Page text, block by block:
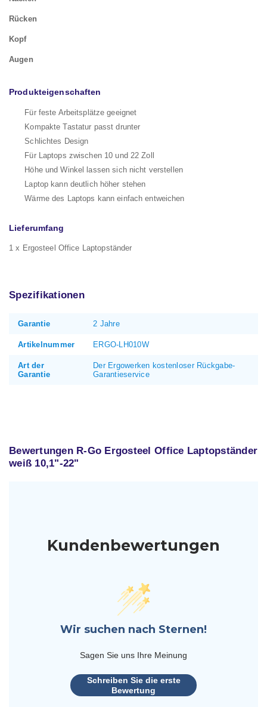
Rücken
Kopf
Augen
Produkteigenschaften
Für feste Arbeitsplätze geeignet
Kompakte Tastatur passt drunter
Schlichtes Design
Für Laptops zwischen 10 und 22 Zoll
Höhe und Winkel lassen sich nicht verstellen
Laptop kann deutlich höher stehen
Wärme des Laptops kann einfach entweichen
Lieferumfang
1 x Ergosteel Office Laptopständer
Spezifikationen
Garantie 2 Jahre
Artikelnummer ERGO-LH010W
Art der
Garantie
Der Ergowerken kostenloser Rückgabe-
Garantieservice
Bewertungen R-Go Ergosteel Office Laptopständer
weiß 10,1"-22"
Kundenbewertungen
Wir suchen nach Sternen!
Sagen Sie uns Ihre Meinung
Schreiben Sie die erste
Bewertung